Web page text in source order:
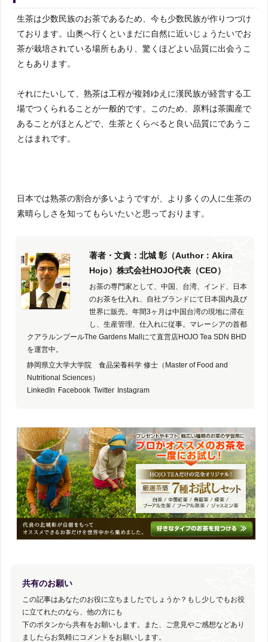
生茶は少数民族のお茶であるため、今も少数民族が作りつづけ
ております。山奥へ行くといまだに自然に近いじょうたいでお
茶が栽培されている場所もあり、驚くほどよい品質に出会うこ
ともあります。
それにたいして、熟茶は工程が複雑ゆえに漢民族が経営する工
場でつくられることが一般的です。このため、原料は茶園産で
あることがほとんどで、生茶とくらべると良い品質にであうこ
とはまれです。
日本では熟茶の割合が多いようですが、より多くの人に生茶の
素晴らしさを知ってもらいたいと思っております。
著者・文責：北城 彰（Author：Akira
Hojo）株式会社HOJO代表（CEO）
お茶の専門家として、中国、台湾、インド、日本
のお茶を仕入れ、自社ブランドにて日本国内及び
世界に販売。年間3ヶ月は中国台湾の現地に滞在
し、生産管理、仕入れに従事。マレーシアの首都
クアラルンプールThe Gardens Mallにて直営店HOJO Tea SDN BHD
を運営中。
静岡県立大学大学院 食品栄養科学 修士（Master of Food and
Nutritional Sciences）
LinkedIn Facebook Twitter Instagram
共有のお願い
この記事はあなたのお役に立ちましたでしょうか？もし少しでもお役
に立てれたのなら、他の方にも
下のボタンから共有をお願いします。また、ご意見やご感想などあり
ましたらお気軽にコメントをお願いします。